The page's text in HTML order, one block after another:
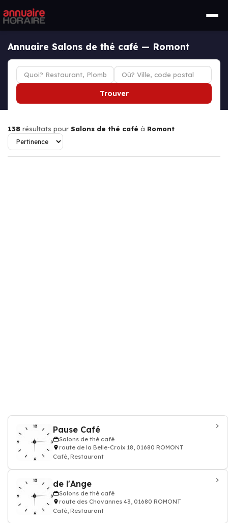
Annuaire Salons de thé café — Romont
Trouver
138 résultats pour Salons de thé café à Romont
Pause Café
Salons de thé café
route de la Belle-Croix 18, 01680 ROMONT
Café, Restaurant
de l'Ange
Salons de thé café
route des Chavannes 43, 01680 ROMONT
Café, Restaurant